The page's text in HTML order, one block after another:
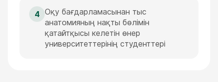
4 Оқу бағдарламасынан тыс
анатомияның нақты бөлімін
қатайтқысы келетін өнер
университеттерінің студенттері